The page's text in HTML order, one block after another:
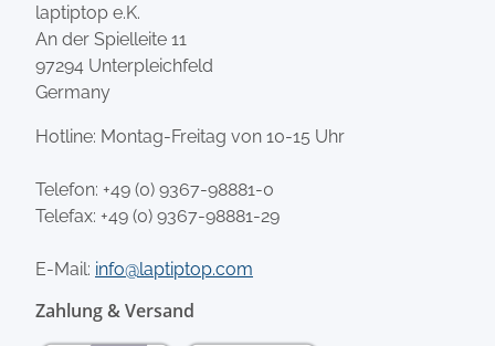
laptiptop e.K.
An der Spielleite 11
97294 Unterpleichfeld
Germany
Hotline: Montag-Freitag von 10-15 Uhr
Telefon: +49 (0) 9367-98881-0
Telefax: +49 (0) 9367-98881-29
E-Mail: info@laptiptop.com
Zahlung & Versand